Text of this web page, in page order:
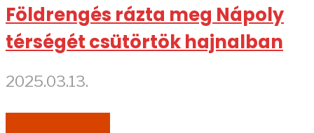
Földrengés rázta meg Nápoly
térségét csütörtök hajnalban
2025.03.13.